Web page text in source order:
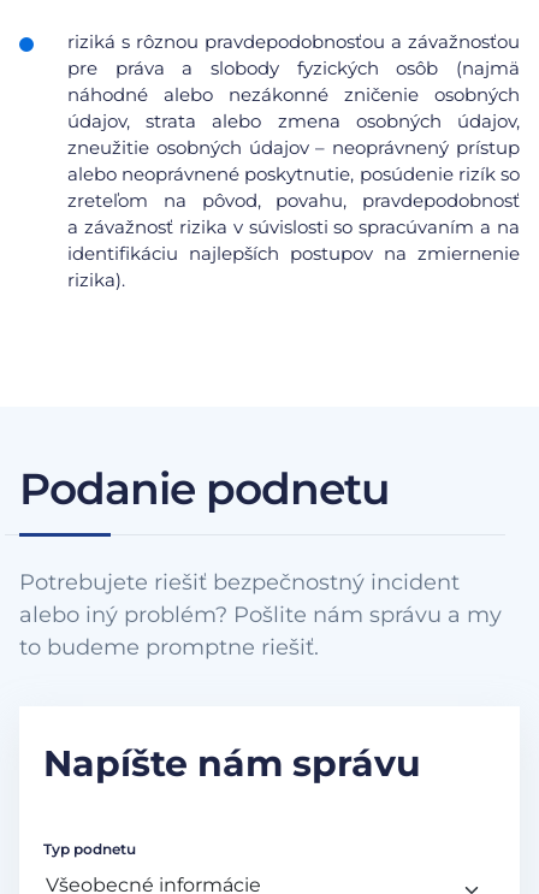
riziká s rôznou pravdepodobnosťou a závažnosťou
pre práva a slobody fyzických osôb (najmä
náhodné alebo nezákonné zničenie osobných
údajov, strata alebo zmena osobných údajov,
zneužitie osobných údajov – neoprávnený prístup
alebo neoprávnené poskytnutie, posúdenie rizík so
zreteľom na pôvod, povahu, pravdepodobnosť
a závažnosť rizika v súvislosti so spracúvaním a na
identifikáciu najlepších postupov na zmiernenie
rizika).
Podanie podnetu
Potrebujete riešiť bezpečnostný incident
alebo iný problém? Pošlite nám správu a my
to budeme promptne riešiť.
Napíšte nám správu
Typ podnetu